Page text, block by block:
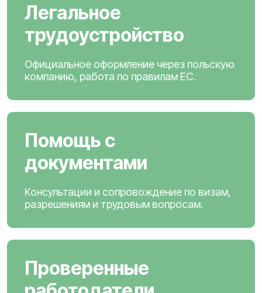
Легальное
трудоустройство
Официальное оформление через польскую
компанию, работа по правилам ЕС.
Помощь с
документами
Консультации и сопровождение по визам,
разрешениям и трудовым вопросам.
Проверенные